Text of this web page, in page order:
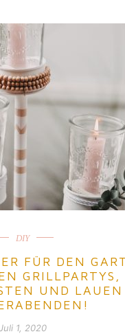
DIY
FÜR DEN
GRILLPARTYS,
UND LAUEN
1, 2020